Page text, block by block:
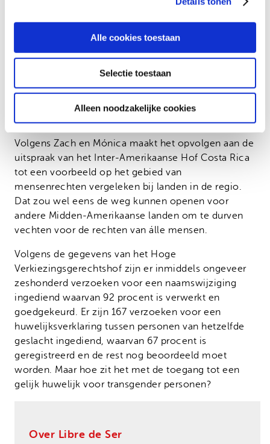
Alle cookies toestaan
Selectie toestaan
Alleen noodzakelijke cookies
uit: “De gevolgen van de uitspraak voelen dubbel;
het maakt opnieuw pijnlijk duidelijk dat onze
belangen minder zwaar wegen voor de staat. Aan de
documenten heb kunnen aanpassen die mij
daardoor verder hebben geholpen.”
Een voorbeeld voor andere landen
Volgens Zach en Mónica maakt het opvolgen aan de
uitspraak van het Inter-Amerikaanse Hof Costa Rica
tot een voorbeeld op het gebied van
mensenrechten vergeleken bij landen in de regio.
Dat zou wel eens de weg kunnen openen voor
andere Midden-Amerikaanse landen om te durven
vechten voor de rechten van álle mensen.
Volgens de gegevens van het Hoge
Verkiezingsgerechtshof zijn er inmiddels ongeveer
zeshonderd verzoeken voor een naamswijziging
ingediend waarvan 92 procent is verwerkt en
goedgekeurd. Er zijn 167 verzoeken voor een
huwelijksverklaring tussen personen van hetzelfde
geslacht ingediend, waarvan 67 procent is
geregistreerd en de rest nog beoordeeld moet
worden. Maar hoe zit het met de toegang tot een
gelijk huwelijk voor transgender personen?
Over Libre de Ser